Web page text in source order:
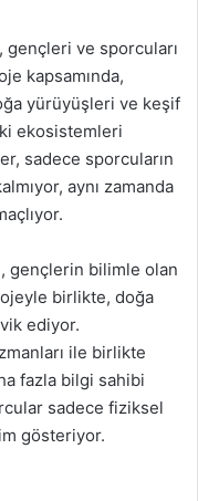
gençleri ve sporcuları
kapsamında,
yürüyüşleri ve keşif
ekosistemleri
sadece sporcuların
aynı zamanda
gençlerin bilimle olan
birlikte, doğa
ediyor.
ile birlikte
fazla bilgi sahibi
sadece fiziksel
gösteriyor.